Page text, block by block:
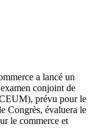
a lancé un
conjoint de
prévu pour le
Congrès, évaluera le
le commerce et